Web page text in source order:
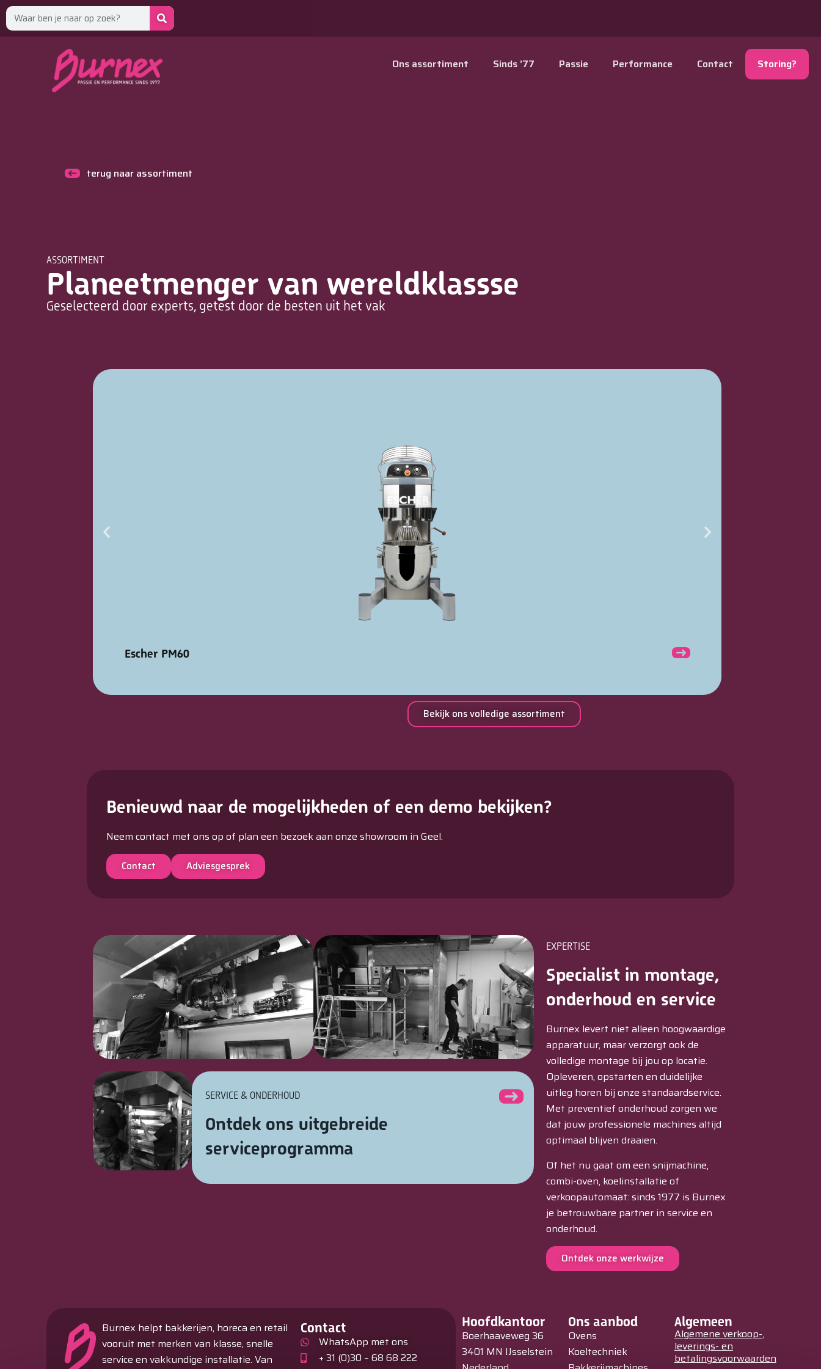
Ons assortiment Sinds ’77 Passie Performance Contact Storing?
terug naar assortiment
ASSORTIMENT
Planeetmenger van wereldklassse
Geselecteerd door experts, getest door de besten uit het vak
Escher PM60
Bekijk ons volledige assortiment
Benieuwd naar de mogelijkheden of een demo bekijken?
Neem contact met ons op of plan een bezoek aan onze showroom in Geel.
Contact Adviesgesprek
SERVICE & ONDERHOUD
Ontdek ons uitgebreide
serviceprogramma
EXPERTISE
Specialist in montage,
onderhoud en service
Burnex levert niet alleen hoogwaardige
apparatuur, maar verzorgt ook de
volledige montage bij jou op locatie.
Opleveren, opstarten en duidelijke
uitleg horen bij onze standaardservice.
Met preventief onderhoud zorgen we
dat jouw professionele machines altijd
optimaal blijven draaien.
Of het nu gaat om een snijmachine,
combi-oven, koelinstallatie of
verkoopautomaat: sinds 1977 is Burnex
je betrouwbare partner in service en
onderhoud.
Ontdek onze werkwijze
Burnex helpt bakkerijen, horeca en retail
vooruit met merken van klasse, snelle
service en vakkundige installatie. Van
Contact
WhatsApp met ons
+ 31 (0)30 – 68 68 222
Hoofdkantoor
Boerhaaveweg 36
3401 MN IJsselstein
Ons aanbod
Ovens
Koeltechniek
Algemeen
Algemene verkoop-,
leverings- en
betalingsvoorwaarden